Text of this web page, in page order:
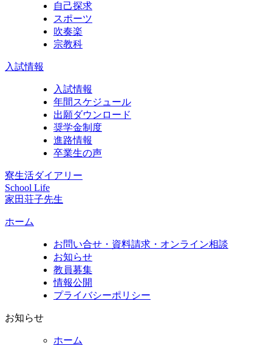
自己探求
スポーツ
吹奏楽
宗教科
入試情報
入試情報
年間スケジュール
出願ダウンロード
奨学金制度
進路情報
卒業生の声
寮生活ダイアリー
School Life
家田荘子先生
ホーム
お問い合せ・資料請求・オンライン相談
お知らせ
教員募集
情報公開
プライバシーポリシー
お知らせ
ホーム